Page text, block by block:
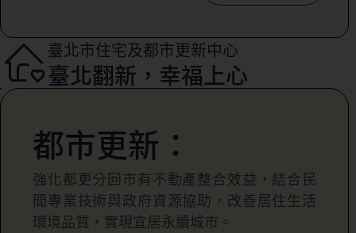
臺北市住宅及都市更新中心
臺北翻新，幸福上心
都市更新：
強化都更分回市有不動產整合效益，結合民
間專業技術與政府資源協助，改善居住生活
環境品質，實現宜居永續城市。